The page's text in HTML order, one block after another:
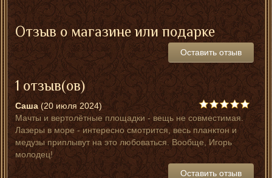
Отзыв о магазине или подарке
Оставить отзыв
1 отзыв(ов)
Саша (20 июля 2024)
Мачты и вертолётные площадки - вещь не совместимая.
Лазеры в море - интересно смотрится, весь планктон и
медузы приплывут на это любоваться. Вообще, Игорь
молодец!
Оставить отзыв